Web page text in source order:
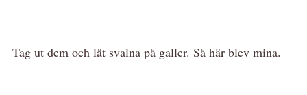
Tag ut dem och låt svalna på galler. Så här blev mina.